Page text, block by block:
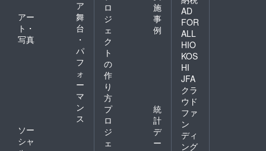
ア
アー
ト・
写真
舞
台
・
パ
フ
ォ
ー
マ
ン
ス
ソー
シャ
ロ
ジ
ェ
ク
ト
の
作
り
方
施
事
例
プ
ロ
ジ
ェ
統
計
デ
ー
AD
FOR
ALL
HIO
KOS
HI
JFA
クラ
ウド
ファ
ン
ディ
ング